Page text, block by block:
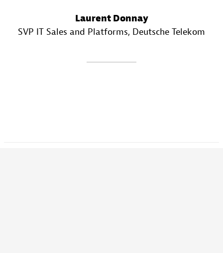
Laurent Donnay
SVP IT Sales and Platforms, Deutsche Telekom